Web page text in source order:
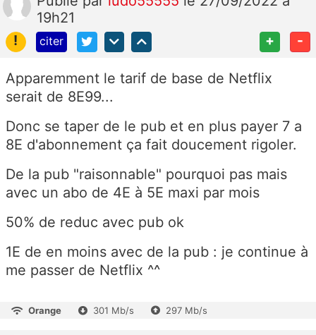
19h21
!
citer + -
Apparemment le tarif de base de Netflix
serait de 8E99...
Donc se taper de le pub et en plus payer 7 a
8E d'abonnement ça fait doucement rigoler.
De la pub "raisonnable" pourquoi pas mais
avec un abo de 4E à 5E maxi par mois
50% de reduc avec pub ok
1E de en moins avec de la pub : je continue à
me passer de Netflix ^^
Orange 301 Mb/s 297 Mb/s